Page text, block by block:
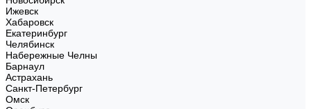
Ижевск
Хабаровск
Екатеринбург
Челябинск
Набережные Челны
Барнаул
Астрахань
Санкт-Петербург
Омск